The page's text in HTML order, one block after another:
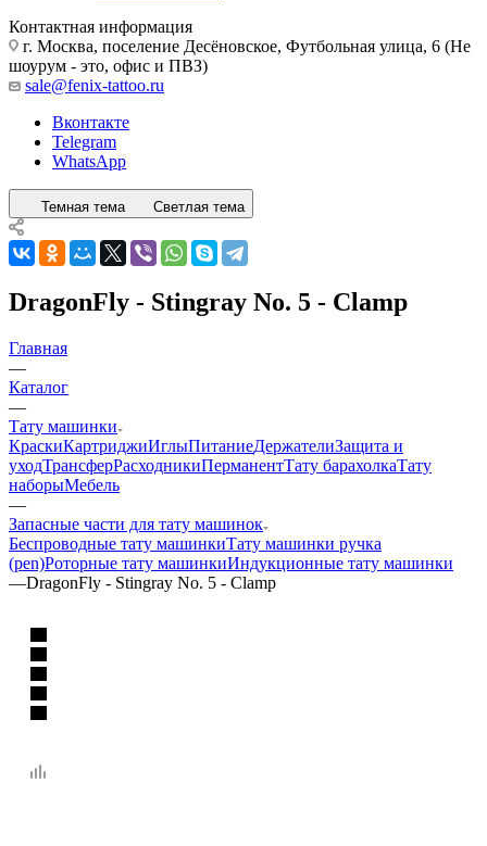
Контактная информация
г. Москва, поселение Десёновское, Футбольная улица, 6 (Не
шоурум - это, офис и ПВЗ)
sale@fenix-tattoo.ru
Вконтакте
Telegram
WhatsApp
Темная тема Светлая тема
DragonFly - Stingray No. 5 - Clamp
Главная
—
Каталог
—
Тату машинки
КраскиКартриджиИглыПитаниеДержателиЗащита и
уходТрансферРасходникиПерманентТату барахолкаТату
наборыМебель
—
Запасные части для тату машинок
Беспроводные тату машинкиТату машинки ручка
(pen)Роторные тату машинкиИндукционные тату машинки
—DragonFly - Stingray No. 5 - Clamp